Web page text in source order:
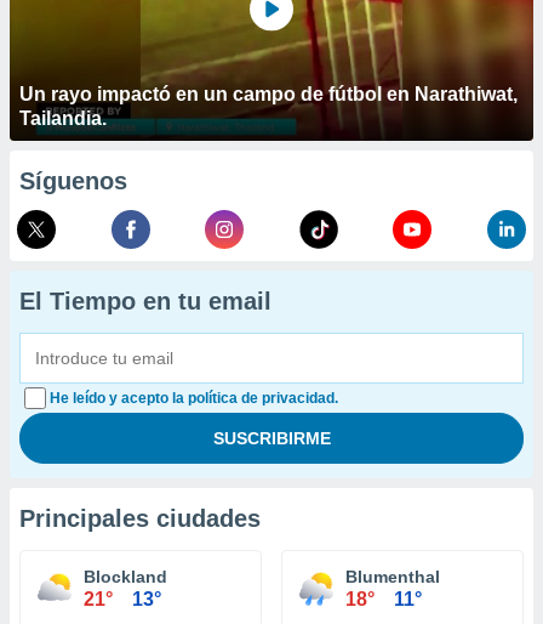
Un rayo impactó en un campo de fútbol en Narathiwat,
Tailandia.
Síguenos
El Tiempo en tu email
He leído y acepto la política de privacidad.
Principales ciudades
Blockland
21° 13°
Blumenthal
18° 11°